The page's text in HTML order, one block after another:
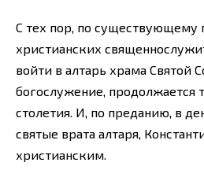
С тех пор, по существующему
христианских
войти в алтарь храма Святой
богослужение, продолжается
столетия. И, по преданию, в
святые врата алтаря,
христианским.